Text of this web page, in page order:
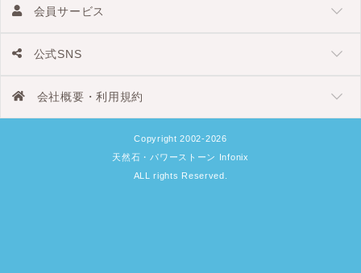
会員サービス
公式SNS
会社概要・利用規約
Copyright 2002-2026
天然石・パワーストーン Infonix
ALL rights Reserved.